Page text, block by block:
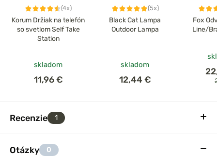
(4x)
Korum Držiak na telefón
so svetlom Self Take
Station
skladom
11,96 €
(5x)
Black Cat Lampa
Outdoor Lampa
skladom
12,44 €
Fox
Line/
Recenzie 1
Otázky 0